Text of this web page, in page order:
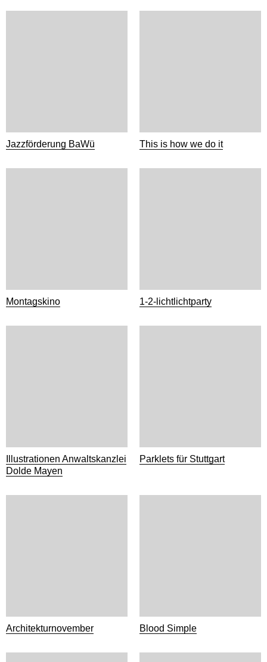
Jazzförderung BaWü This is how we do it
Montagskino 1-2-lichtlichtparty
Illustrationen Anwaltskanzlei
Dolde Mayen
Parklets für Stuttgart
Architekturnovember Blood Simple